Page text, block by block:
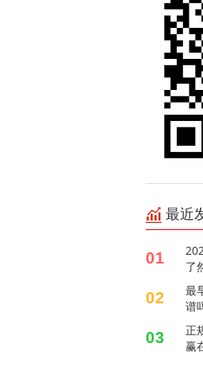
最近
01
了
02
最
谱
03
正
赢